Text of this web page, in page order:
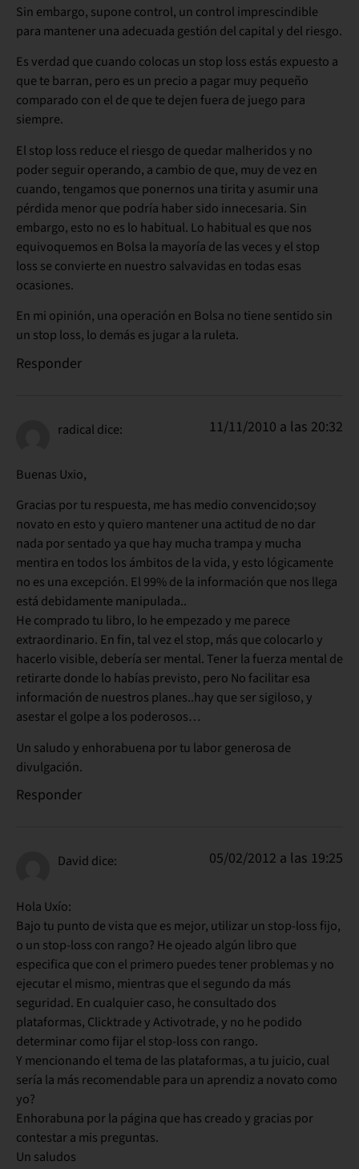
Sin embargo, supone control, un control imprescindible
para mantener una adecuada gestión del capital y del riesgo.
Es verdad que cuando colocas un stop loss estás expuesto a
que te barran, pero es un precio a pagar muy pequeño
comparado con el de que te dejen fuera de juego para
siempre.
El stop loss reduce el riesgo de quedar malheridos y no
poder seguir operando, a cambio de que, muy de vez en
cuando, tengamos que ponernos una tirita y asumir una
pérdida menor que podría haber sido innecesaria. Sin
embargo, esto no es lo habitual. Lo habitual es que nos
equivoquemos en Bolsa la mayoría de las veces y el stop
loss se convierte en nuestro salvavidas en todas esas
ocasiones.
En mi opinión, una operación en Bolsa no tiene sentido sin
un stop loss, lo demás es jugar a la ruleta.
Responder
radical dice: 11/11/2010 a las 20:32
Buenas Uxio,
Gracias por tu respuesta, me has medio convencido;soy
novato en esto y quiero mantener una actitud de no dar
nada por sentado ya que hay mucha trampa y mucha
mentira en todos los ámbitos de la vida, y esto lógicamente
no es una excepción. El 99% de la información que nos llega
está debidamente manipulada..
He comprado tu libro, lo he empezado y me parece
extraordinario. En fin, tal vez el stop, más que colocarlo y
hacerlo visible, debería ser mental. Tener la fuerza mental de
retirarte donde lo habías previsto, pero No facilitar esa
información de nuestros planes..hay que ser sigiloso, y
asestar el golpe a los poderosos…
Un saludo y enhorabuena por tu labor generosa de
divulgación.
Responder
David dice: 05/02/2012 a las 19:25
Hola Uxío:
Bajo tu punto de vista que es mejor, utilizar un stop-loss fijo,
o un stop-loss con rango? He ojeado algún libro que
especifica que con el primero puedes tener problemas y no
ejecutar el mismo, mientras que el segundo da más
seguridad. En cualquier caso, he consultado dos
plataformas, Clicktrade y Activotrade, y no he podido
determinar como fijar el stop-loss con rango.
Y mencionando el tema de las plataformas, a tu juicio, cual
sería la más recomendable para un aprendiz a novato como
yo?
Enhorabuna por la página que has creado y gracias por
contestar a mis preguntas.
Un saludos